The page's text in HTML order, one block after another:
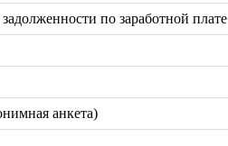
по заработной плате
анкета)